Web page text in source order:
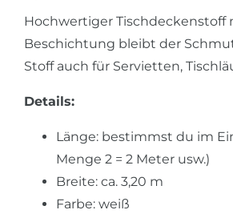
Hochwertiger Tischdeckenstoff
Beschichtung bleibt der
Stoff auch für Servietten,
Details:
Länge: bestimmst du im
Menge 2 = 2 Meter usw.)
Breite: ca. 3,20 m
Farbe: weiß